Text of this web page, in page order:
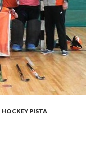
HOCKEY PISTA